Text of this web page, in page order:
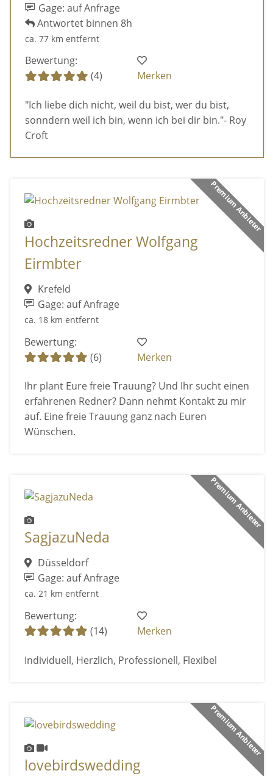
Gage: auf Anfrage
Antwortet binnen 8h
ca. 77 km entfernt
Bewertung:
(4)
Merken
"Ich liebe dich nicht, weil du bist, wer du bist,
sonndern weil ich bin, wenn ich bei dir bin."- Roy
Croft
Premium Anbieter
Hochzeitsredner Wolfgang
Eirmbter
Krefeld
Gage: auf Anfrage
ca. 18 km entfernt
Bewertung:
(6)
Merken
Ihr plant Eure freie Trauung? Und Ihr sucht einen
erfahrenen Redner? Dann nehmt Kontakt zu mir
auf. Eine freie Trauung ganz nach Euren
Wünschen.
Premium Anbieter
SagjazuNeda
Düsseldorf
Gage: auf Anfrage
ca. 21 km entfernt
Bewertung:
(14)
Merken
Individuell, Herzlich, Professionell, Flexibel
Premium Anbieter
lovebirdswedding